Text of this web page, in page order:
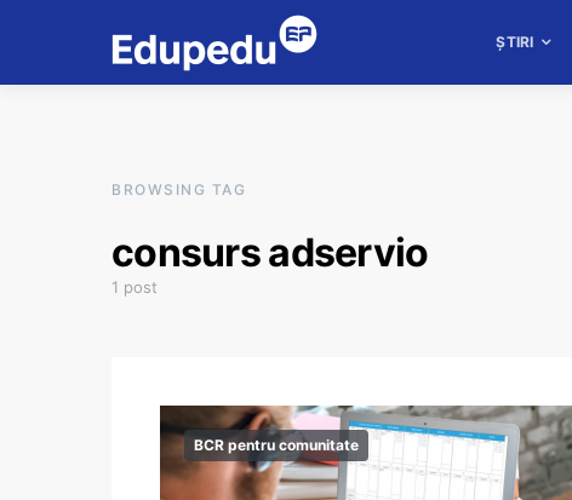
ȘTIRI
BROWSING TAG
consurs adservio
1 post
BCR pentru comunitate